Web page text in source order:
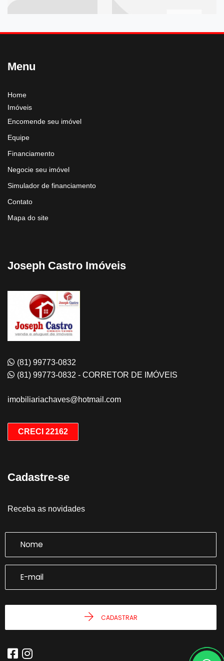
Menu
Home
Imóveis
Encomende seu imóvel
Equipe
Financiamento
Negocie seu imóvel
Simulador de financiamento
Contato
Mapa do site
Joseph Castro Imóveis
(81) 99773-0832
(81) 99773-0832 - CORRETOR DE IMÓVEIS
imobiliariachaves@hotmail.com
CRECI 22162
Cadastre-se
Receba as novidades
CADASTRAR